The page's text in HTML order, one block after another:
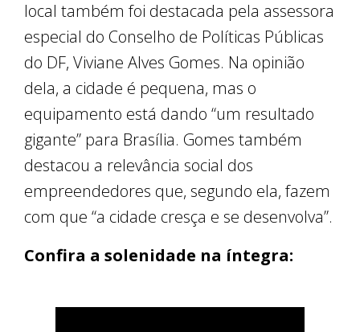
local também foi destacada pela assessora
especial do Conselho de Políticas Públicas
do DF, Viviane Alves Gomes. Na opinião
dela, a cidade é pequena, mas o
equipamento está dando “um resultado
gigante” para Brasília. Gomes também
destacou a relevância social dos
empreendedores que, segundo ela, fazem
com que “a cidade cresça e se desenvolva”.
Confira a solenidade na íntegra: